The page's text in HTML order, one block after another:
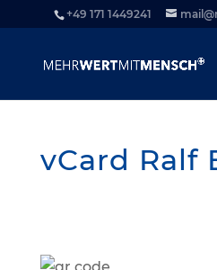
+49 171 1449241
vCard Ralf